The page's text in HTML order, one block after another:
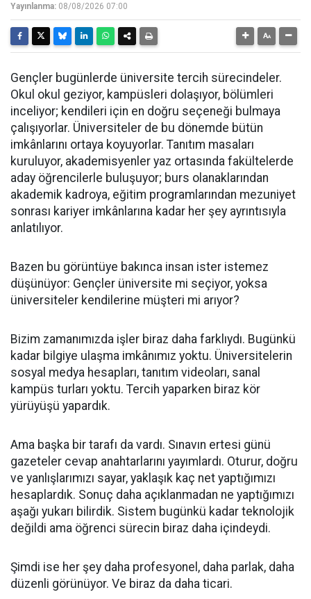
Yayınlanma: 08/08/2026 07:00
Gençler bugünlerde üniversite tercih sürecindeler.
Okul okul geziyor, kampüsleri dolaşıyor, bölümleri
inceliyor; kendileri için en doğru seçeneği bulmaya
çalışıyorlar. Üniversiteler de bu dönemde bütün
imkânlarını ortaya koyuyorlar. Tanıtım masaları
kuruluyor, akademisyenler yaz ortasında fakültelerde
aday öğrencilerle buluşuyor; burs olanaklarından
akademik kadroya, eğitim programlarından mezuniyet
sonrası kariyer imkânlarına kadar her şey ayrıntısıyla
anlatılıyor.
Bazen bu görüntüye bakınca insan ister istemez
düşünüyor: Gençler üniversite mi seçiyor, yoksa
üniversiteler kendilerine müşteri mi arıyor?
Bizim zamanımızda işler biraz daha farklıydı. Bugünkü
kadar bilgiye ulaşma imkânımız yoktu. Üniversitelerin
sosyal medya hesapları, tanıtım videoları, sanal
kampüs turları yoktu. Tercih yaparken biraz kör
yürüyüşü yapardık.
Ama başka bir tarafı da vardı. Sınavın ertesi günü
gazeteler cevap anahtarlarını yayımlardı. Oturur, doğru
ve yanlışlarımızı sayar, yaklaşık kaç net yaptığımızı
hesaplardık. Sonuç daha açıklanmadan ne yaptığımızı
aşağı yukarı bilirdik. Sistem bugünkü kadar teknolojik
değildi ama öğrenci sürecin biraz daha içindeydi.
Şimdi ise her şey daha profesyonel, daha parlak, daha
düzenli görünüyor. Ve biraz da daha ticari.